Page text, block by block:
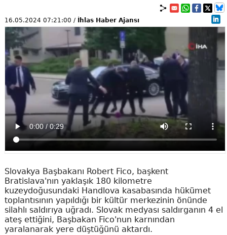
16.05.2024 07:21:00 / İhlas Haber Ajansı
Slovakya Başbakanı Robert Fico, başkent
Bratislava'nın yaklaşık 180 kilometre
kuzeydoğusundaki Handlova kasabasında hükümet
toplantısının yapıldığı bir kültür merkezinin önünde
silahlı saldırıya uğradı. Slovak medyası saldırganın 4 el
ateş ettiğini, Başbakan Fico'nun karnından
yaralanarak yere düştüğünü aktardı.